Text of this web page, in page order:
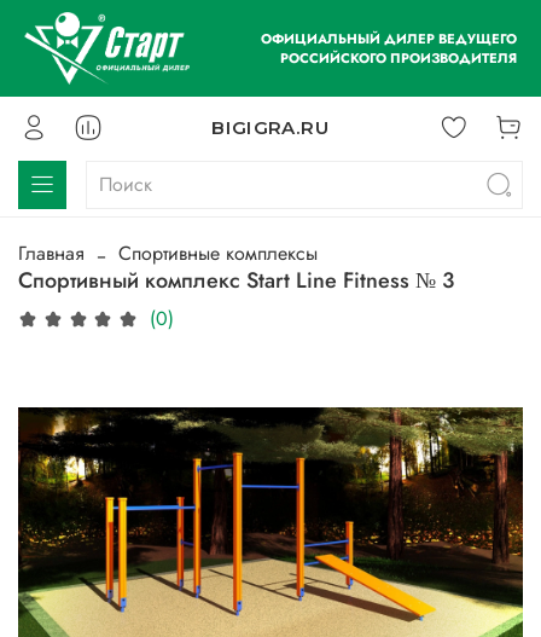
ОФИЦИАЛЬНЫЙ ДИЛЕР ВЕДУЩЕГО
РОССИЙСКОГО ПРОИЗВОДИТЕЛЯ
BIGIGRA.RU
Главная Спортивные комплексы
Спортивный комплекс Start Line Fitness № 3
(0)